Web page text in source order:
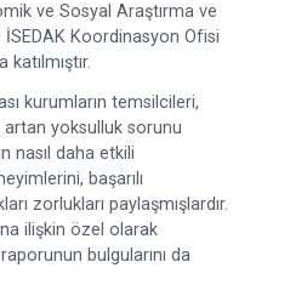
ve Sosyal Araştırma ve
İSEDAK Koordinasyon Ofisi
kurumların temsilcileri,
artan yoksulluk sorunu
nasıl daha etkili
başarılı
zorlukları paylaşmışlardır.
ilişkin özel olarak
bulgularını da